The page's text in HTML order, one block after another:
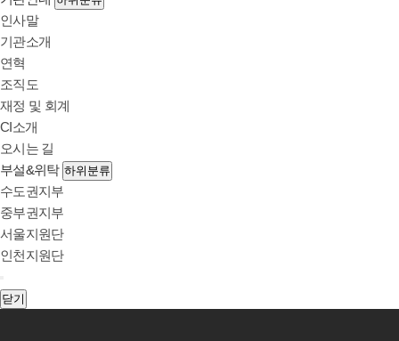
인사말
기관소개
연혁
조직도
재정 및 회계
CI소개
오시는 길
부설&위탁 하위분류
수도권지부
중부권지부
서울지원단
인천지원단
닫기